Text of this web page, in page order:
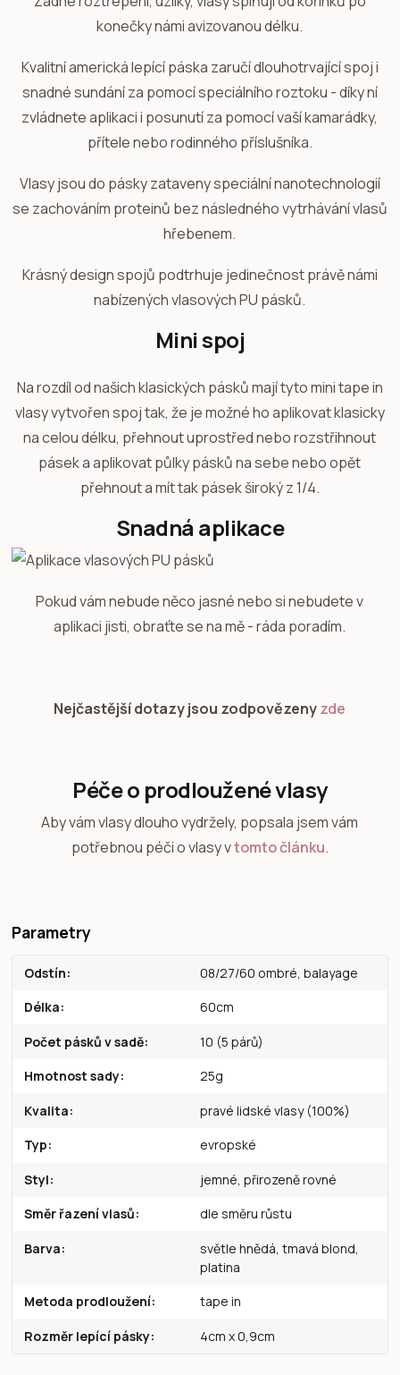
konečky námi avizovanou délku.
Kvalitní americká lepící páska zaručí dlouhotrvající spoj i
snadné sundání za pomocí speciálního roztoku - díky ní
zvládnete aplikaci i posunutí za pomocí vaší kamarádky,
přítele nebo rodinného příslušníka.
Vlasy jsou do pásky zataveny speciální nanotechnologií
se zachováním proteinů bez následného vytrhávání vlasů
hřebenem.
Krásný design spojů podtrhuje jedinečnost právě námi
nabízených vlasových PU pásků.
Mini spoj
Na rozdíl od našich klasických pásků mají tyto mini tape in
vlasy vytvořen spoj tak, že je možné ho aplikovat klasicky
na celou délku, přehnout uprostřed nebo rozstřihnout
pásek a aplikovat půlky pásků na sebe nebo opět
přehnout a mít tak pásek široký z 1/4.
Snadná aplikace
Pokud vám nebude něco jasné nebo si nebudete v
aplikaci jisti, obraťte se na mě - ráda poradím.
Nejčastější dotazy jsou zodpovězenyzde
Péče o prodloužené vlasy
Aby vám vlasy dlouho vydržely, popsala jsem vám
potřebnou péči o vlasy vtomto článku.
Parametry
Odstín 08/27/60 ombré, balayage
Délka 60cm
Počet pásků v sadě 10 (5 párů)
Hmotnost sady 25g
Kvalita pravé lidské vlasy (100%)
Typ evropské
Styl jemné, přirozeně rovné
Směr řazení vlasů dle směru růstu
Barva
světle hnědá, tmavá blond,
platina
Metoda prodloužení tape in
Rozměr lepící pásky 4cm x 0,9cm